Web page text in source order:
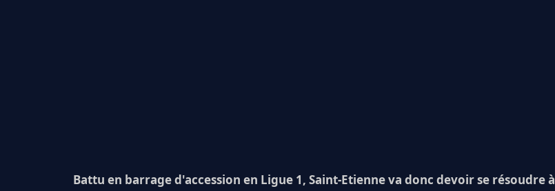
Battu en barrage d'accession en Ligue 1, Saint-Etienne va donc devoir se résoudre à